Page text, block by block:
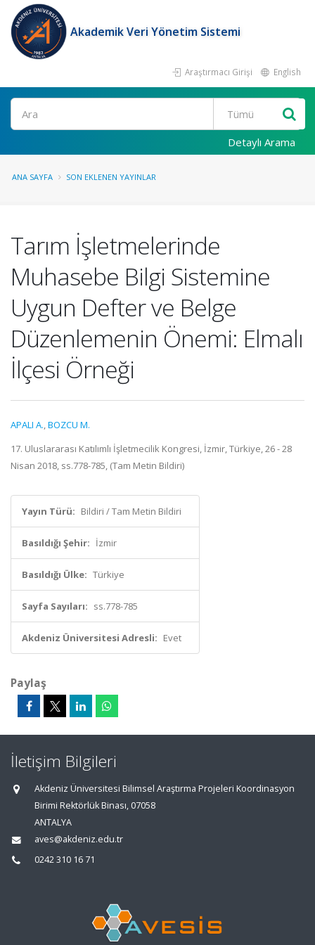
Akademik Veri Yönetim Sistemi
Araştırmacı Girişi English
Ara
Detaylı Arama
ANA SAYFA SON EKLENEN YAYINLAR
Tarım İşletmelerinde
Muhasebe Bilgi Sistemine
Uygun Defter ve Belge
Düzenlemenin Önemi: Elmalı
İlçesi Örneği
APALI A.,BOZCU M.
17. Uluslararası Katılımlı İşletmecilik Kongresi, İzmir, Türkiye, 26 - 28
Nisan 2018, ss.778-785, (Tam Metin Bildiri)
Yayın Türü: Bildiri / Tam Metin Bildiri
Basıldığı Şehir: İzmir
Basıldığı Ülke: Türkiye
Sayfa Sayıları: ss.778-785
Akdeniz Üniversitesi Adresli: Evet
Paylaş
İletişim Bilgileri
Akdeniz Üniversitesi Bilimsel Araştırma Projeleri Koordinasyon
Birimi Rektörlük Binası, 07058
ANTALYA
aves@akdeniz.edu.tr
0242 310 16 71